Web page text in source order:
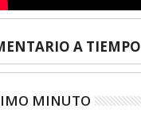
A TIEMPO
MINUTO